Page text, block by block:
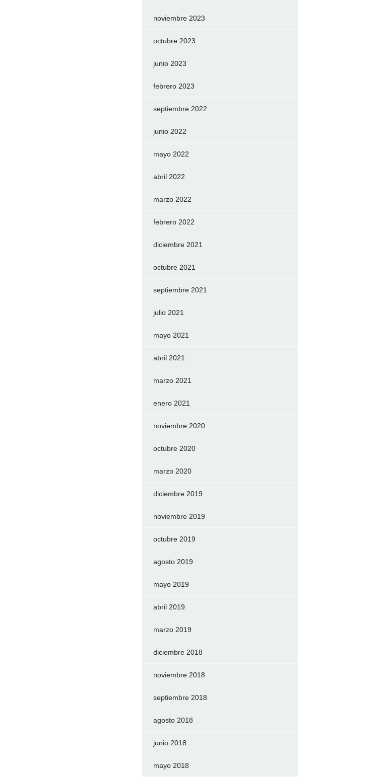
noviembre 2023
octubre 2023
junio 2023
febrero 2023
septiembre 2022
junio 2022
mayo 2022
abril 2022
marzo 2022
febrero 2022
diciembre 2021
octubre 2021
septiembre 2021
julio 2021
mayo 2021
abril 2021
marzo 2021
enero 2021
noviembre 2020
octubre 2020
marzo 2020
diciembre 2019
noviembre 2019
octubre 2019
agosto 2019
mayo 2019
abril 2019
marzo 2019
diciembre 2018
noviembre 2018
septiembre 2018
agosto 2018
junio 2018
mayo 2018